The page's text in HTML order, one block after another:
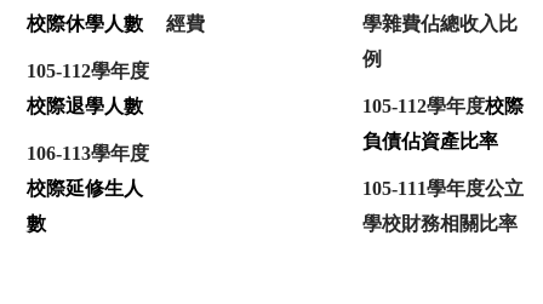
校際休學人數
105-112學年度
校際退學人數
106-113學年度
校際延修生人
數
經費
學雜費佔總收入比
例
105-112學年度校際
負債佔資產比率
105-111學年度公立
學校財務相關比率